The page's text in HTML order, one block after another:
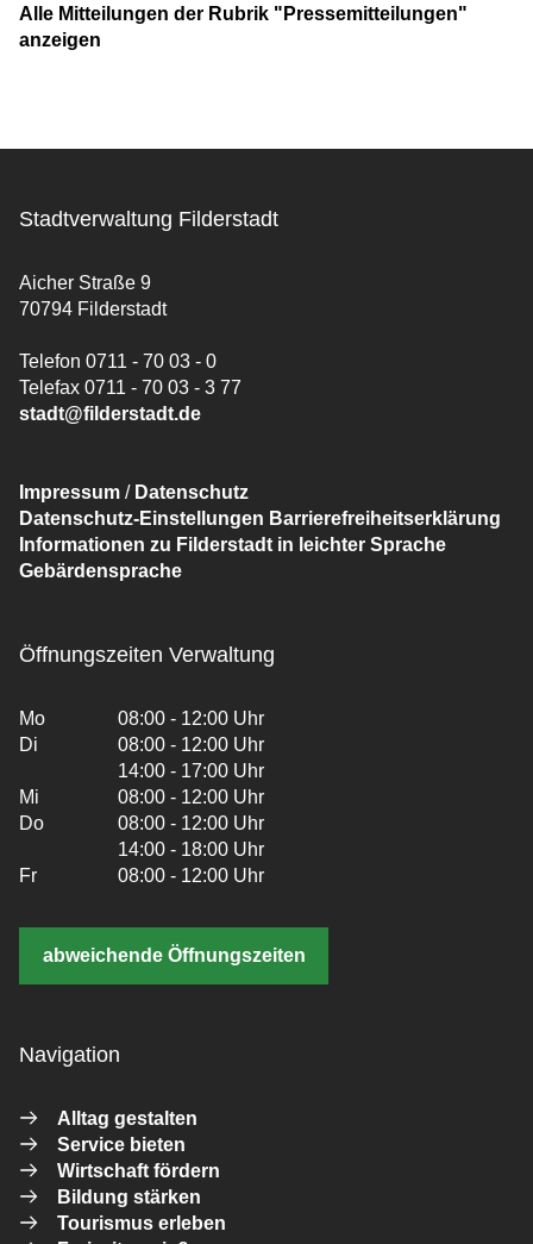
Alle Mitteilungen der Rubrik "Pressemitteilungen"
anzeigen
Stadtverwaltung Filderstadt
Aicher Straße 9
70794 Filderstadt
Telefon 0711 - 70 03 - 0
Telefax 0711 - 70 03 - 3 77
stadt@filderstadt.de
Impressum / Datenschutz
Datenschutz-Einstellungen Barrierefreiheitserklärung
Informationen zu Filderstadt in leichter Sprache
Gebärdensprache
Öffnungszeiten Verwaltung
Mo
08:00 - 12:00 Uhr
Di
08:00 - 12:00 Uhr
14:00 - 17:00 Uhr
Mi
08:00 - 12:00 Uhr
Do
08:00 - 12:00 Uhr
14:00 - 18:00 Uhr
Fr
08:00 - 12:00 Uhr
abweichende Öffnungszeiten
Navigation
Alltag gestalten
Service bieten
Wirtschaft fördern
Bildung stärken
Tourismus erleben